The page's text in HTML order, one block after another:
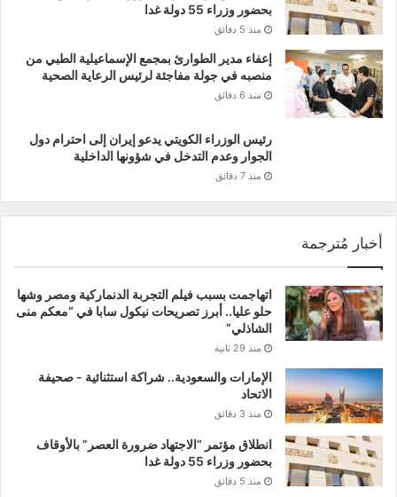
بحضور وزراء 55 دولة غدا
منذ 5 دقائق
إعفاء مدير الطوارئ بمجمع الإسماعيلية الطبي من
منصبه في جولة مفاجئة لرئيس الرعاية الصحية
منذ 6 دقائق
رئيس الوزراء الكويتي يدعو إيران إلى احترام دول
الجوار وعدم التدخل في شؤونها الداخلية
منذ 7 دقائق
أخبار مُترجمة
اتهاجمت بسبب فيلم التجربة الدنماركية ومصر وشها
حلو عليا.. أبرز تصريحات نيكول سابا في “معكم منى
الشاذلي”
منذ 29 ثانية
الإمارات والسعودية.. شراكة استثنائية - صحيفة
الاتحاد
منذ 3 دقائق
انطلاق مؤتمر “الاجتهاد ضرورة العصر” بالأوقاف
بحضور وزراء 55 دولة غدا
منذ 5 دقائق